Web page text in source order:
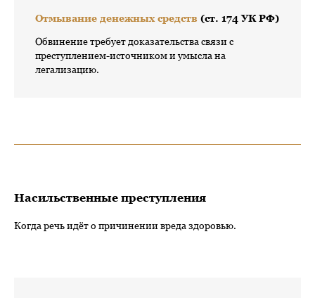
Отмывание денежных средств (ст. 174 УК РФ)
Обвинение требует доказательства связи с
преступлением-источником и умысла на
легализацию.
Насильственные преступления
Когда речь идёт о причинении вреда здоровью.